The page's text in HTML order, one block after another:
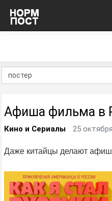
Афиша фильма в
Кино и Сериалы 25
Даже китайцы делают